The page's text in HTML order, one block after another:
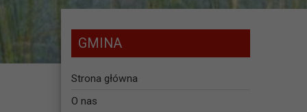
GMINA
Strona główna
O nas